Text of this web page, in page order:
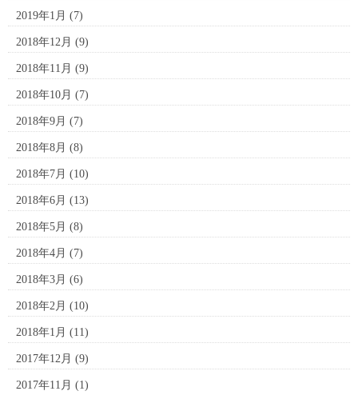
2019年1月 (7)
2018年12月 (9)
2018年11月 (9)
2018年10月 (7)
2018年9月 (7)
2018年8月 (8)
2018年7月 (10)
2018年6月 (13)
2018年5月 (8)
2018年4月 (7)
2018年3月 (6)
2018年2月 (10)
2018年1月 (11)
2017年12月 (9)
2017年11月 (1)